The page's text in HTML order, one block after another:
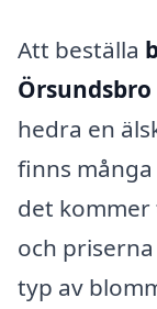
Att beställa
hedra en
finns
det
och
typ av